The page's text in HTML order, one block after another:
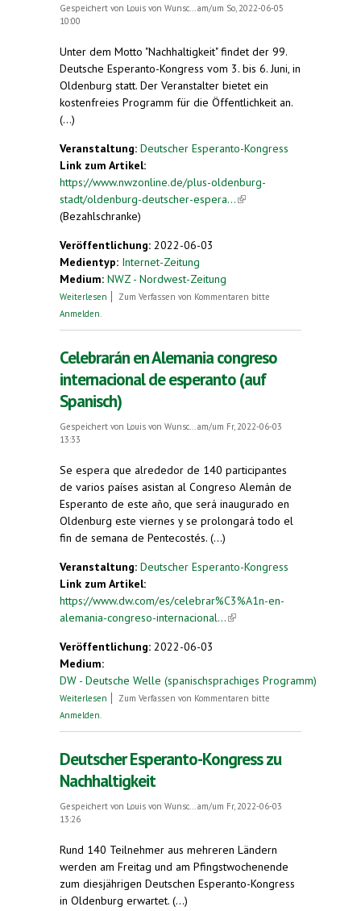
Gespeichert von Louis von Wunsc...
am/um So, 2022-06-05
10:00
Unter dem Motto "Nachhaltigkeit" findet der 99.
Deutsche Esperanto-Kongress vom 3. bis 6. Juni, in
Oldenburg statt. Der Veranstalter bietet ein
kostenfreies Programm für die Öffentlichkeit an.
(...)
Veranstaltung: Deutscher Esperanto-Kongress
Link zum Artikel:
https://www.nwzonline.de/plus-oldenburg-
stadt/oldenburg-deutscher-espera...(link is
(Bezahlschranke)
Veröffentlichung: 2022-06-03
Medientyp: Internet-Zeitung
Medium: NWZ - Nordwest-Zeitung
Weiterlesen über Kostenloses Angebot für Sprachinteressierte
Zum Verfassen von Kommentaren bitte
Anmelden
Celebrarán en Alemania congreso
internacional de esperanto (auf
Spanisch)
Gespeichert von Louis von Wunsc...
am/um Fr, 2022-06-03
13:33
Se espera que alrededor de 140 participantes
de varios países asistan al Congreso Alemán de
Esperanto de este año, que será inaugurado en
Oldenburg este viernes y se prolongará todo el
fin de semana de Pentecostés. (...)
Veranstaltung: Deutscher Esperanto-Kongress
Link zum Artikel:
https://www.dw.com/es/celebrar%C3%A1n-en-
alemania-congreso-internacional...(link is
Veröffentlichung: 2022-06-03
Medium:
DW - Deutsche Welle (spanischsprachiges Programm)
Weiterlesen über Celebrarán en Alemania congreso
Zum Verfassen von Kommentaren bitte
Anmelden
Deutscher Esperanto-Kongress zu
Nachhaltigkeit
Gespeichert von Louis von Wunsc...
am/um Fr, 2022-06-03
13:26
Rund 140 Teilnehmer aus mehreren Ländern
werden am Freitag und am Pfingstwochenende
zum diesjährigen Deutschen Esperanto-Kongress
in Oldenburg erwartet. (...)